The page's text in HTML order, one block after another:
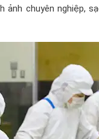
chuyên nghiệp,